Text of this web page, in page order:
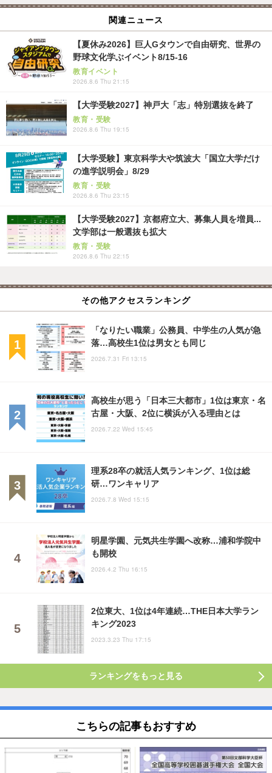
関連ニュース
【夏休み2026】巨人Gタウンで自由研究、世界の
野球文化学ぶイベント8/15-16
教育イベント
2026.8.6 Thu 21:15
【大学受験2027】神戸大「志」特別選抜を終了
教育・受験
2026.8.6 Thu 19:15
【大学受験】東京科学大や筑波大「国立大学だけ
の進学説明会」8/29
教育・受験
2026.8.6 Thu 23:15
【大学受験2027】京都府立大、募集人員を増員...
文学部は一般選抜も拡大
教育・受験
2026.8.6 Thu 22:15
その他アクセスランキング
「なりたい職業」公務員、中学生の人気が急
落…高校生1位は男女とも同じ
2026.7.31 Fri 13:15
高校生が思う「日本三大都市」1位は東京・名
古屋・大阪、2位に横浜が入る理由とは
2026.7.22 Wed 15:45
理系28卒の就活人気ランキング、1位は総
研…ワンキャリア
2026.7.8 Wed 15:15
明星学園、元気共生学園へ改称…浦和学院中
も開校
2026.4.2 Thu 16:15
2位東大、1位は4年連続…THE日本大学ラン
キング2023
2023.3.23 Thu 17:15
ランキングをもっと見る
こちらの記事もおすすめ